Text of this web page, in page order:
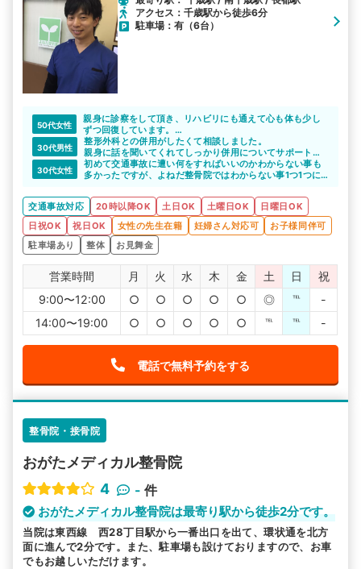
アクセス：千歳駅から徒歩6分
駐車場：有（6台）
50代女性
親身に診察をして頂き、リハビリにも通えて心も体も少し
ずつ回復しています。
大変満足しています。
30代男性
整形外科との併用がしたくて相談しました。
親身に話を聞いてくれてしっかり併用についてサポートし
てもらえました。
30代女性
初めて交通事故に遭い何をすればいいのかわからない事も
多かったですが、よねだ整骨院ではわからない事1つ1つに
施術も痛いのが苦手と伝えるとやさしく対応してくれてリ
ラックスしながら通院する事ができました。
交通事故対応 20時以降OK 土日OK 土曜日OK
日曜日OK
日祝OK
祝日OK 女性の先生在籍 妊婦さん対応可
お子様同伴可
駐車場あり
整体 お見舞金
営業時間 月 火 水 木 金 土 日
祝
9:00〜12:00
○ ○ ○ ○ ○ ◎ ℡
-
14:00〜19:00
○ ○ ○ ○ ○ ℡ ℡ -
電話で無料予約をする
整骨院・接骨院
おがたメディカル整骨院
4
- 件
おがたメディカル整骨院は最寄り駅から徒歩2分です。
当院は東西線 西28丁目駅から一番出口を出て、環状通を北方
面に進んで2分です。また、駐車場も設けておりますので、お車
でもお越しいただけます。